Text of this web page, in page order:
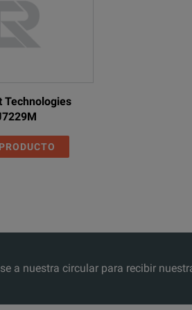
Technologies
a nuestra circular para recibir